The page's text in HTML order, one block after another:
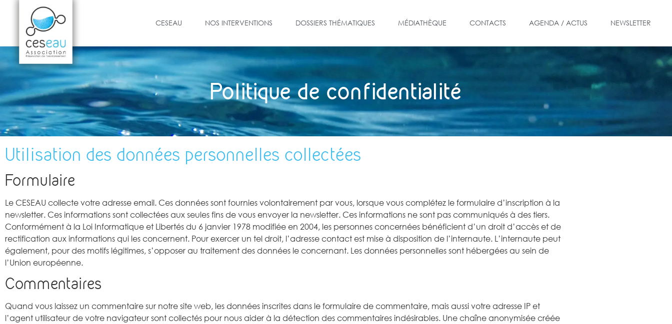
CESEAU NOS INTERVENTIONS DOSSIERS THÉMATIQUES MÉDIATHÈQUE CONTACTS AGENDA / ACTUS NEWSLETTER
Politique de confidentialité
Utilisation des données personnelles collectées
Formulaire
Le CESEAU collecte votre adresse email. Ces données sont fournies volontairement par vous, lorsque vous complétez le formulaire d’inscription à la
newsletter. Ces informations sont collectées aux seules fins de vous envoyer la newsletter. Ces informations ne sont pas communiqués à des tiers.
Conformément à la Loi Informatique et Libertés du 6 janvier 1978 modifiée en 2004, les personnes concernées bénéficient d’un droit d’accès et de
rectification aux informations qui les concernent. Pour exercer un tel droit, l’adresse contact est mise à disposition de l’internaute. L’internaute peut
également, pour des motifs légitimes, s’opposer au traitement des données le concernant. Les données personnelles sont hébergées au sein de
l’Union européenne.
Commentaires
Quand vous laissez un commentaire sur notre site web, les données inscrites dans le formulaire de commentaire, mais aussi votre adresse IP et
l’agent utilisateur de votre navigateur sont collectés pour nous aider à la détection des commentaires indésirables. Une chaîne anonymisée créée